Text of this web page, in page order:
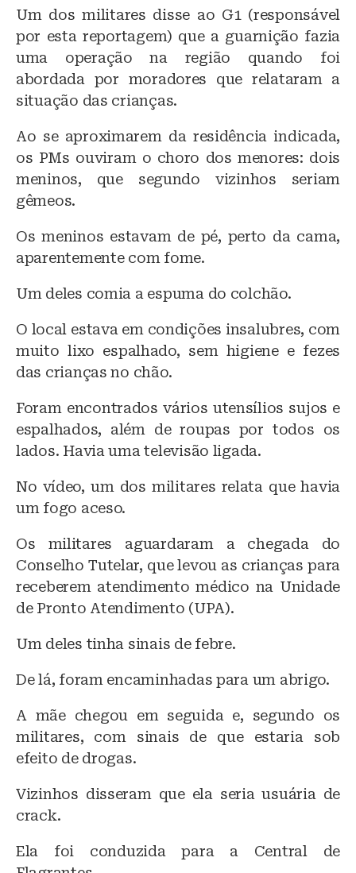
Um dos militares disse ao G1 (responsável
por esta reportagem) que a guarnição fazia
uma operação na região quando foi
abordada por moradores que relataram a
situação das crianças.
Ao se aproximarem da residência indicada,
os PMs ouviram o choro dos menores: dois
meninos, que segundo vizinhos seriam
gêmeos.
Os meninos estavam de pé, perto da cama,
aparentemente com fome.
Um deles comia a espuma do colchão.
O local estava em condições insalubres, com
muito lixo espalhado, sem higiene e fezes
das crianças no chão.
Foram encontrados vários utensílios sujos e
espalhados, além de roupas por todos os
lados. Havia uma televisão ligada.
No vídeo, um dos militares relata que havia
um fogo aceso.
Os militares aguardaram a chegada do
Conselho Tutelar, que levou as crianças para
receberem atendimento médico na Unidade
de Pronto Atendimento (UPA).
Um deles tinha sinais de febre.
De lá, foram encaminhadas para um abrigo.
A mãe chegou em seguida e, segundo os
militares, com sinais de que estaria sob
efeito de drogas.
Vizinhos disseram que ela seria usuária de
crack.
Ela foi conduzida para a Central de